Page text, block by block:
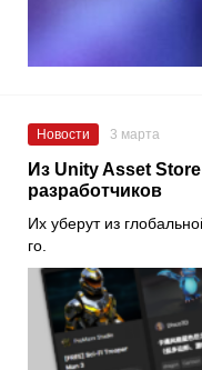
Новости 3 марта
Из Unity Asset
разработчиков
Их уберут из
го.